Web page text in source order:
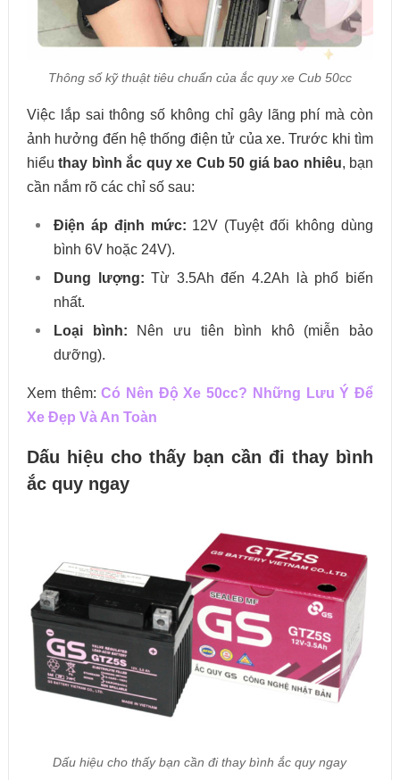
Thông số kỹ thuật tiêu chuẩn của ắc quy xe Cub 50cc
Việc lắp sai thông số không chỉ gây lãng phí mà còn
ảnh hưởng đến hệ thống điện tử của xe. Trước khi tìm
hiểuthay bình ắc quy xe Cub 50 giá bao nhiêu, bạn
cần nắm rõ các chỉ số sau:
Điện áp định mức: 12V (Tuyệt đối không dùng
bình 6V hoặc 24V).
Dung lượng: Từ 3.5Ah đến 4.2Ah là phổ biến
nhất.
Loại bình: Nên ưu tiên bình khô (miễn bảo
dưỡng).
Xem thêm:Có Nên Độ Xe 50cc? Những Lưu Ý Để
Xe Đẹp Và An Toàn
Dấu hiệu cho thấy bạn cần đi thay bình
ắc quy ngay
Dấu hiệu cho thấy bạn cần đi thay bình ắc quy ngay